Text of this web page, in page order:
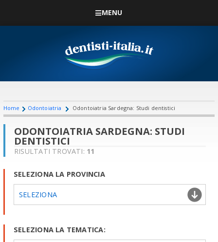
MENU
Home Odontoiatria Odontoiatria Sardegna: Studi dentistici
ODONTOIATRIA SARDEGNA: STUDI
DENTISTICI
RISULTATI TROVATI: 11
SELEZIONA LA PROVINCIA
SELEZIONA
SELEZIONA LA TEMATICA: